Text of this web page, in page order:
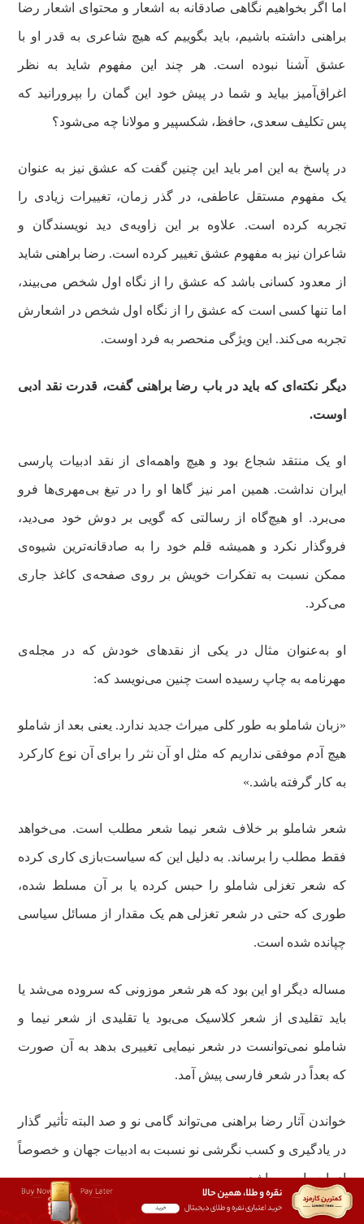
اما اگر بخواهیم نگاهی صادقانه به اشعار و محتوای اشعار رضا
براهنی داشته باشیم، باید بگوییم که هیچ شاعری به قدر او با
عشق آشنا نبوده است. هر چند این مفهوم شاید به نظر
اغراق‌آمیز بیاید و شما در پیش خود این گمان را بپرورانید که
پس تکلیف سعدی، حافظ، شکسپیر و مولانا چه می‌شود؟
در پاسخ به این امر باید این چنین گفت که عشق نیز به عنوان
یک مفهوم مستقل عاطفی، در گذر زمان، تغییرات زیادی را
تجربه کرده است. علاوه بر این زاویه‌ی دید نویسندگان و
شاعران نیز به مفهوم عشق تغییر کرده است. رضا براهنی شاید
از معدود کسانی باشد که عشق را از نگاه اول شخص می‌بیند،
اما تنها کسی است که عشق را از نگاه اول شخص در اشعارش
تجربه می‌کند. این ویژگی منحصر به فرد اوست.
دیگر نکته‌ای که باید در باب رضا براهنی گفت، قدرت نقد ادبی
اوست.
او یک منتقد شجاع بود و هیچ واهمه‌ای از نقد ادبیات پارسی
ایران نداشت. همین امر نیز گاها او را در تیغ بی‌مهری‌ها فرو
می‌برد. او هیچ‌گاه از رسالتی که گویی بر دوش خود می‌دید،
فروگذار نکرد و همیشه قلم خود را به صادقانه‌ترین شیوه‌ی
ممکن نسبت به تفکرات خویش بر روی صفحه‌ی کاغذ جاری
می‌کرد.
او به‌عنوان مثال در یکی از نقدهای خودش که در مجله‌ی
مهرنامه به چاپ رسیده است چنین می‌نویسد که:
«زبان شاملو به طور کلی میراث جدید ندارد. یعنی بعد از شاملو
هیچ آدم موفقی نداریم که مثل او آن نثر را برای آن نوع کارکرد
به کار گرفته باشد.»
شعر شاملو بر خلاف شعر نیما شعر مطلب است. می‌خواهد
فقط مطلب را برساند. به دلیل این که سیاست‌بازی کاری کرده
که شعر تغزلی شاملو را حبس کرده یا بر آن مسلط شده،
طوری که حتی در شعر تغزلی هم یک مقدار از مسائل سیاسی
چپانده شده است.
مساله دیگر او این بود که هر شعر موزونی که سروده می‌شد یا
باید تقلیدی از شعر کلاسیک می‌بود یا تقلیدی از شعر نیما و
شاملو نمی‌توانست در شعر نیمایی تغییری بدهد به آن صورت
که بعداً در شعر فارسی پیش آمد.
خواندن آثار رضا براهنی می‌تواند گامی نو و صد البته تأثیر گذار
در یادگیری و کسب نگرشی نو نسبت به ادبیات جهان و خصوصاً
ادبیات پارسی باشد.